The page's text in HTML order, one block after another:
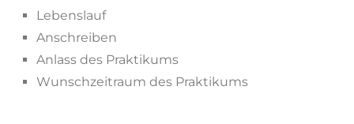
Lebenslauf
Anschreiben
Anlass des Praktikums
Wunschzeitraum des Praktikums